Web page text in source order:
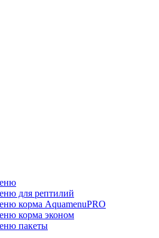
для рептилий
корма AquamenuPRO
корма эконом
пакеты